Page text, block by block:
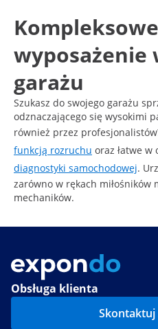
Kompleksowe
wyposażenie
garażu
Szukasz do swojego garażu
odznaczającego się wysokimi
również przez
funkcją rozruchu oraz łatwe w
diagnostyki samochodowej.
zarówno w rękach miłośników
mechaników.
Obsługa klienta
Skontaktuj